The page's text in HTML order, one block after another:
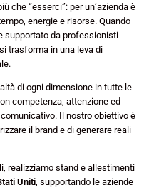
che “esserci”: per un’azienda è
energie e risorse. Quando
supportato da professionisti
trasforma in una leva di
di ogni dimensione in tutte le
competenza, attenzione ed
Il nostro obiettivo è
il brand e di generare reali
realizziamo stand e allestimenti
Uniti, supportando le aziende